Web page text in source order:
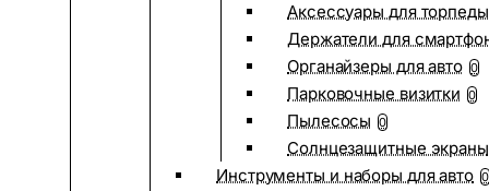
Аксессуары для
Держатели для
Органайзеры для авто 0
Парковочные визитки 0
Пылесосы 0
Солнцезащитные экраны
Инструменты и наборы для авто 0